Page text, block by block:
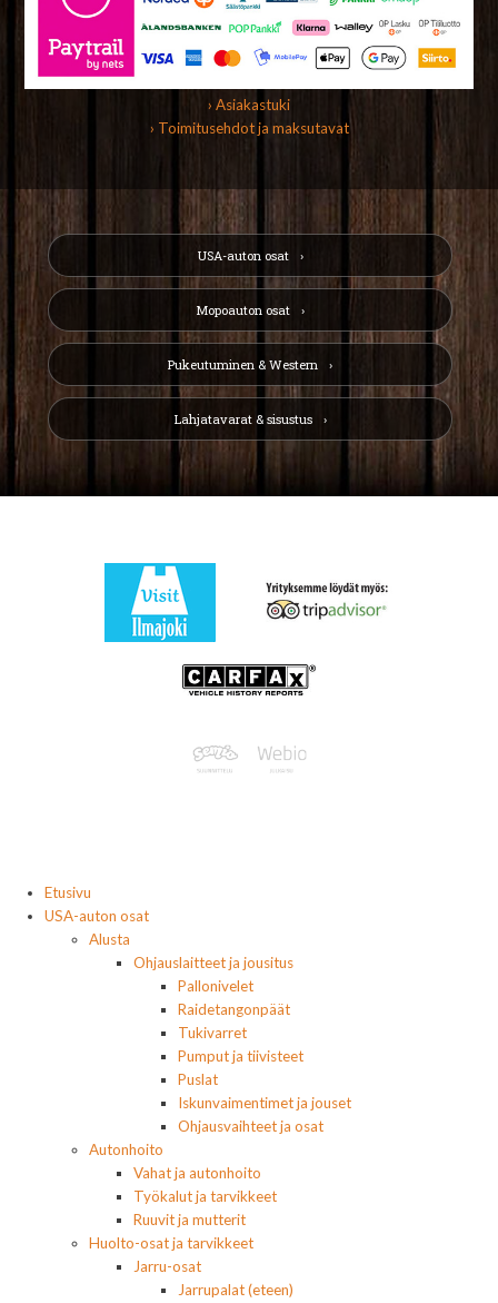
› Asiakastuki
› Toimitusehdot ja maksutavat
USA-auton osat
Mopoauton osat
Pukeutuminen & Western
Lahjatavarat & sisustus
Etusivu
USA-auton osat
Alusta
Ohjauslaitteet ja jousitus
Pallonivelet
Raidetangonpäät
Tukivarret
Pumput ja tiivisteet
Puslat
Iskunvaimentimet ja jouset
Ohjausvaihteet ja osat
Autonhoito
Vahat ja autonhoito
Työkalut ja tarvikkeet
Ruuvit ja mutterit
Huolto-osat ja tarvikkeet
Jarru-osat
Jarrupalat (eteen)